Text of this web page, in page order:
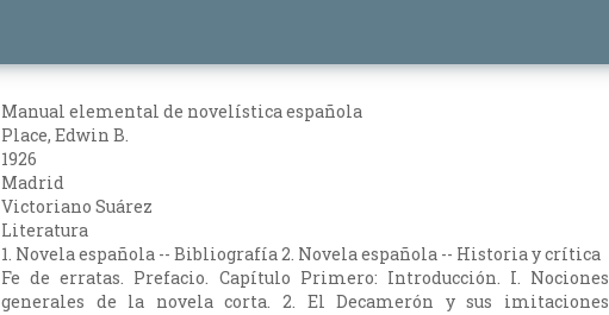
Manual elemental de novelística española
Place, Edwin B.
1926
Madrid
Victoriano Suárez
Literatura
1. Novela española -- Bibliografía 2. Novela española -- Historia y crítica
Fe de erratas. Prefacio. Capítulo Primero: Introducción. I. Nociones
generales de la novela corta. 2. El Decamerón y sus imitaciones